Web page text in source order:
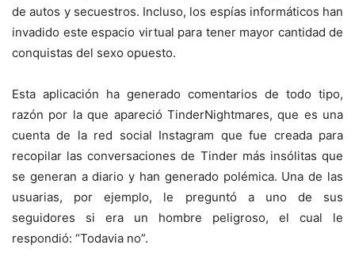
de autos y secuestros. Incluso, los espías informáticos han
invadido este espacio virtual para tener mayor cantidad de
conquistas del sexo opuesto.
Esta aplicación ha generado comentarios de todo tipo,
razón por la que apareció TinderNightmares, que es una
cuenta de la red social Instagram que fue creada para
recopilar las conversaciones de Tinder más insólitas que
se generan a diario y han generado polémica. Una de las
usuarias, por ejemplo, le preguntó a uno de sus
seguidores si era un hombre peligroso, el cual le
respondió: “Todavia no”.